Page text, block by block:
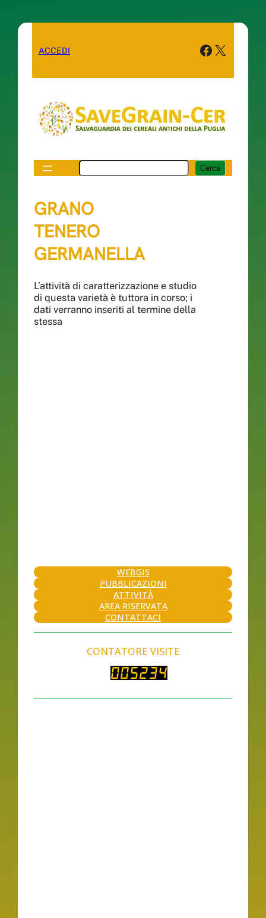
ACCEDI Facebook
X
Cerca Cerca
GRANO
TENERO
GERMANELLA
L’attività di caratterizzazione e studio
di questa varietà è tuttora in corso; i
dati verranno inseriti al termine della
stessa
WEBGIS
PUBBLICAZIONI
ATTIVITÀ
AREA RISERVATA
CONTATTACI
CONTATORE VISITE